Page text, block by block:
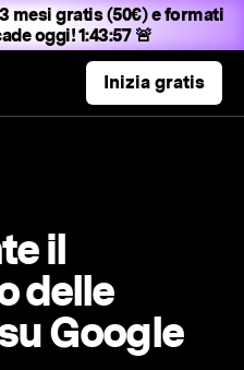
mesi gratis (50€) e formati
oggi! 1:43:56 🚨
Inizia gratis
il
delle
Google